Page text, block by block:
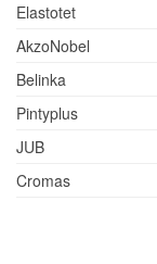
Elastotet
AkzoNobel
Belinka
Pintyplus
JUB
Cromas